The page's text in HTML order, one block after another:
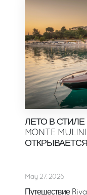
ЛЕТО В СТИЛЕ
MONTE
ОТКРЫВАЕТСЯ
May 27, 2026
Путешествие